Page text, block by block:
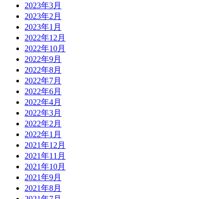
2023年3月
2023年2月
2023年1月
2022年12月
2022年10月
2022年9月
2022年8月
2022年7月
2022年6月
2022年4月
2022年3月
2022年2月
2022年1月
2021年12月
2021年11月
2021年10月
2021年9月
2021年8月